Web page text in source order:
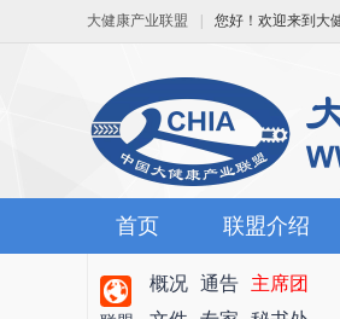
您好！欢迎来到大
大健康产业联盟
首页 联盟介绍
概况 通告
主席团